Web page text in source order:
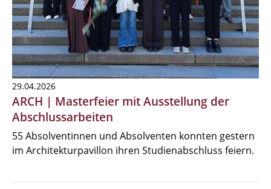
29.04.2026
ARCH | Masterfeier mit Ausstellung der
Abschlussarbeiten
55 Absolventinnen und Absolventen konnten gestern
im Architekturpavillon ihren Studienabschluss feiern.